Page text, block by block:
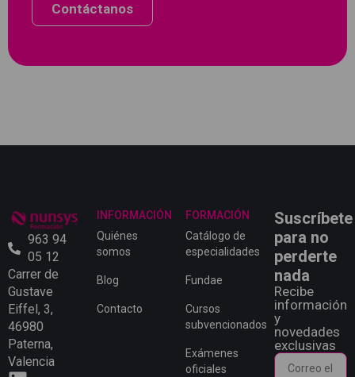
Contáctanos
963 94
05 12
Carrer de
Gustave
Eiffel, 3,
46980
Paterna,
Valencia
INFORMACIÓN
Quiénes
somos
Blog
Contacto
FORMACIÓN
Catálogo de
especialidades
Fundae
Cursos
subvencionados
Exámenes
oficiales
Suscríbete
para no
perderte
nada
Recibe
información
y
novedades
exclusivas